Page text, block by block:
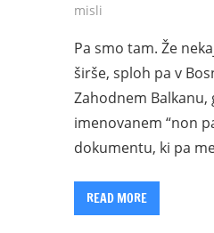
misli
Pa smo tam. Že
širše, sploh pa v
Zahodnem Balkanu,
imenovanem “non
dokumentu, ki pa
READ MORE